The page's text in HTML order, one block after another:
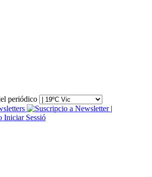
periódico
|